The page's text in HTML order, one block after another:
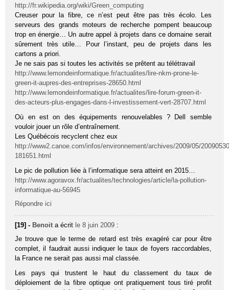
http://fr.wikipedia.org/wiki/Green_computing
Creuser pour la fibre, ce n’est peut être pas très écolo. Les
serveurs des grands moteurs de recherche pompent beaucoup
trop en énergie… Un autre appel à projets dans ce domaine serait
sûrement très utile… Pour l’instant, peu de projets dans les
cartons a priori.
Je ne sais pas si toutes les activités se prêtent au télétravail
http://www.lemondeinformatique.fr/actualites/lire-nkm-prone-le-
green-it-aupres-des-entreprises-28650.html
http://www.lemondeinformatique.fr/actualites/lire-forum-green-it-
des-acteurs-plus-engages-dans-l-investissement-vert-28707.html
Où en est on des équipements renouvelables ? Dell semble
vouloir jouer un rôle d’entraînement.
Les Québécois recyclent chez eux
http://www2.canoe.com/infos/environnement/archives/2009/05/
181651.html
Le pic de pollution liée à l’informatique sera atteint en 2015…
http://www.agoravox.fr/actualites/technologies/article/la-pollution-
informatique-au-56945
Répondre ici
[19] - Benoit a écrit le 8 juin 2009 :
Je trouve que le terme de retard est très exagéré car pour être
complet, il faudrait aussi indiquer le taux de foyers raccordables,
la France ne serait pas aussi mal classée.
Les pays qui trustent le haut du classement du taux de
déploiement de la fibre optique ont pratiquement tous tiré profit